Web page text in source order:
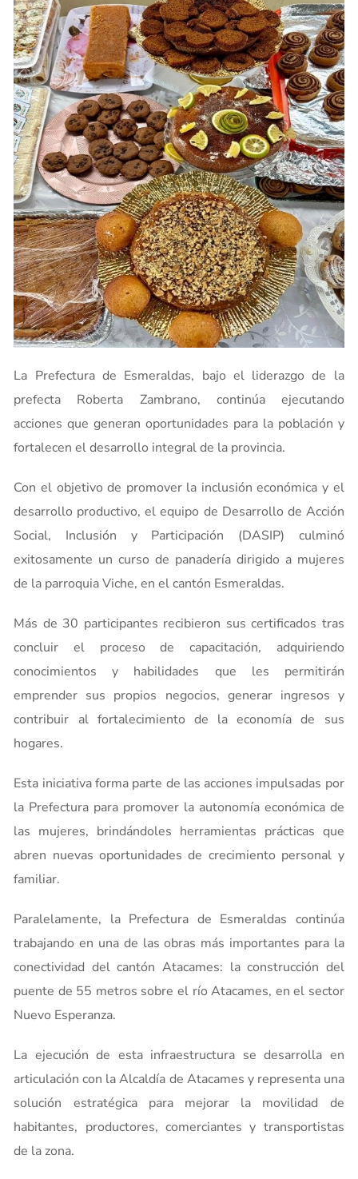
La Prefectura de Esmeraldas, bajo el liderazgo de la
prefecta Roberta Zambrano, continúa ejecutando
acciones que generan oportunidades para la población y
fortalecen el desarrollo integral de la provincia.
Con el objetivo de promover la inclusión económica y el
desarrollo productivo, el equipo de Desarrollo de Acción
Social, Inclusión y Participación (DASIP) culminó
exitosamente un curso de panadería dirigido a mujeres
de la parroquia Viche, en el cantón Esmeraldas.
Más de 30 participantes recibieron sus certificados tras
concluir el proceso de capacitación, adquiriendo
conocimientos y habilidades que les permitirán
emprender sus propios negocios, generar ingresos y
contribuir al fortalecimiento de la economía de sus
hogares.
Esta iniciativa forma parte de las acciones impulsadas por
la Prefectura para promover la autonomía económica de
las mujeres, brindándoles herramientas prácticas que
abren nuevas oportunidades de crecimiento personal y
familiar.
Paralelamente, la Prefectura de Esmeraldas continúa
trabajando en una de las obras más importantes para la
conectividad del cantón Atacames: la construcción del
puente de 55 metros sobre el río Atacames, en el sector
Nuevo Esperanza.
La ejecución de esta infraestructura se desarrolla en
articulación con la Alcaldía de Atacames y representa una
solución estratégica para mejorar la movilidad de
habitantes, productores, comerciantes y transportistas
de la zona.